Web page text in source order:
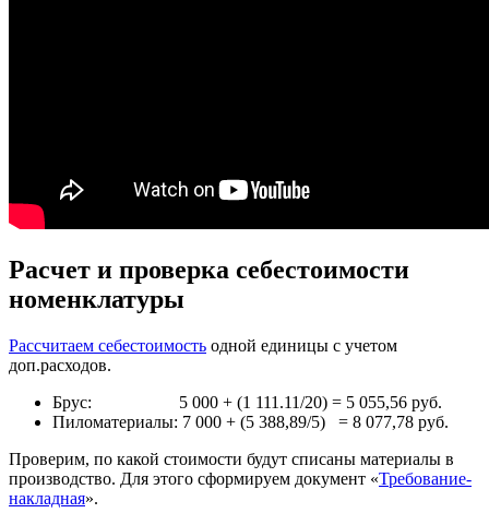
Расчет и проверка себестоимости
номенклатуры
Рассчитаем себестоимость одной единицы с учетом
доп.расходов.
Брус: 5 000 + (1 111.11/20) = 5 055,56 руб.
Пиломатериалы: 7 000 + (5 388,89/5) = 8 077,78 руб.
Проверим, по какой стоимости будут списаны материалы в
производство. Для этого сформируем документ «Требование-
накладная».